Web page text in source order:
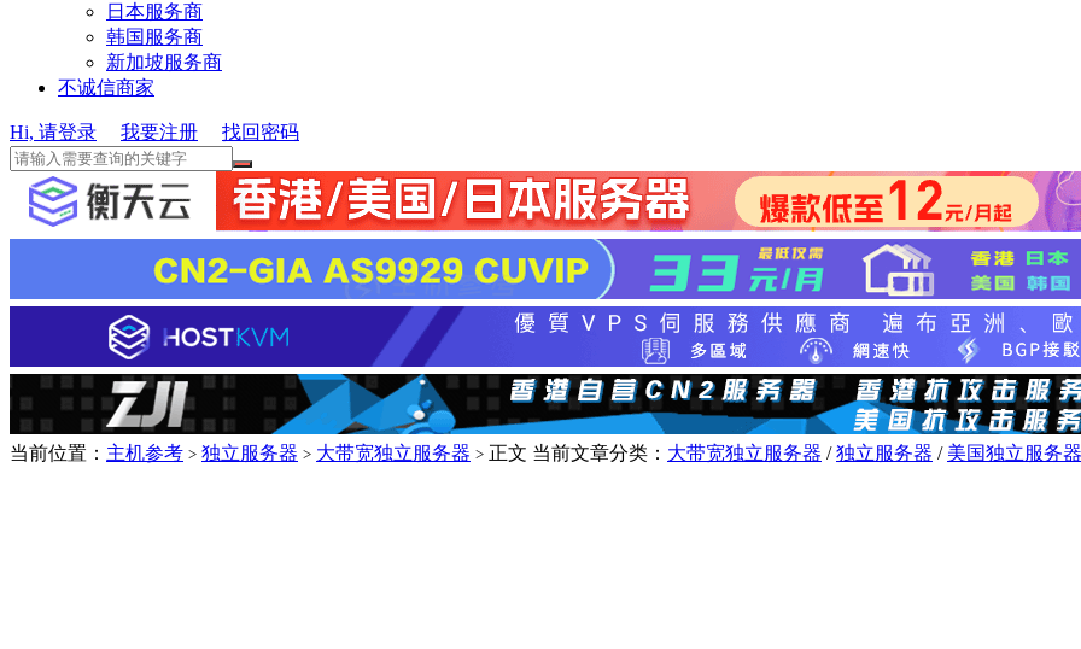
日本服务商
韩国服务商
新加坡服务商
不诚信商家
Hi, 请登录 我要注册 找回密码
当前位置： 主机参考 > 独立服务器 > 大带宽独立服务器 > 正文 当前文章分类： 大带宽独立服务器 /独立服务器 / 美国独立服务器